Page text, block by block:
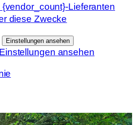
Lieferanten
diese Zwecke
Einstellungen ansehen
Einstellungen ansehen